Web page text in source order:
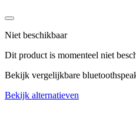
Niet beschikbaar
Dit product is momenteel niet
Bekijk vergelijkbare
Bekijk alternatieven